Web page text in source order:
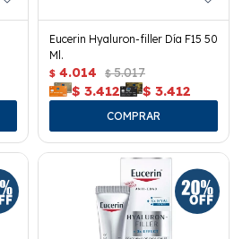
Eucerin Hyaluron-filler Día F15 50
Ml.
$ 4.014 $ 5.017
$ 3.412 $ 3.412